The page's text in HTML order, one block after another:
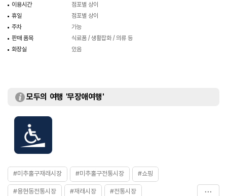
이용시간
점포별 상이
휴일
점포별 상이
주차
가능
판매 품목
식료품 / 생활잡화 / 의류 등
화장실
있음
모두의 여행 '무장애여행'
#미추홀구재래시장 #미추홀구전통시장 #쇼핑
#용현동전통시장 #재래시장 #전통시장